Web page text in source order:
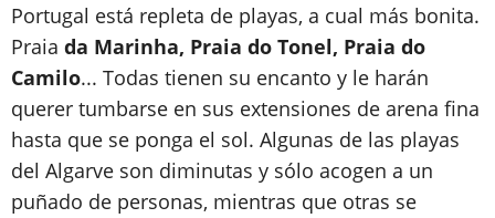
Portugal está repleta de playas, a cual más bonita.
Praia da Marinha, Praia do Tonel, Praia do
Camilo... Todas tienen su encanto y le harán
querer tumbarse en sus extensiones de arena fina
hasta que se ponga el sol. Algunas de las playas
del Algarve son diminutas y sólo acogen a un
puñado de personas, mientras que otras se